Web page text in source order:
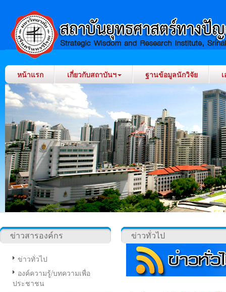
หน้าแรก เกี่ยวกับสถาบันฯ ฐานข้อมูลนักวิจัย
ข่าวสารองค์กร
ข่าวทั่วไป
องค์ความรู้/บทความเพื่อ
ประชาชน
ข่าวทั่วไป